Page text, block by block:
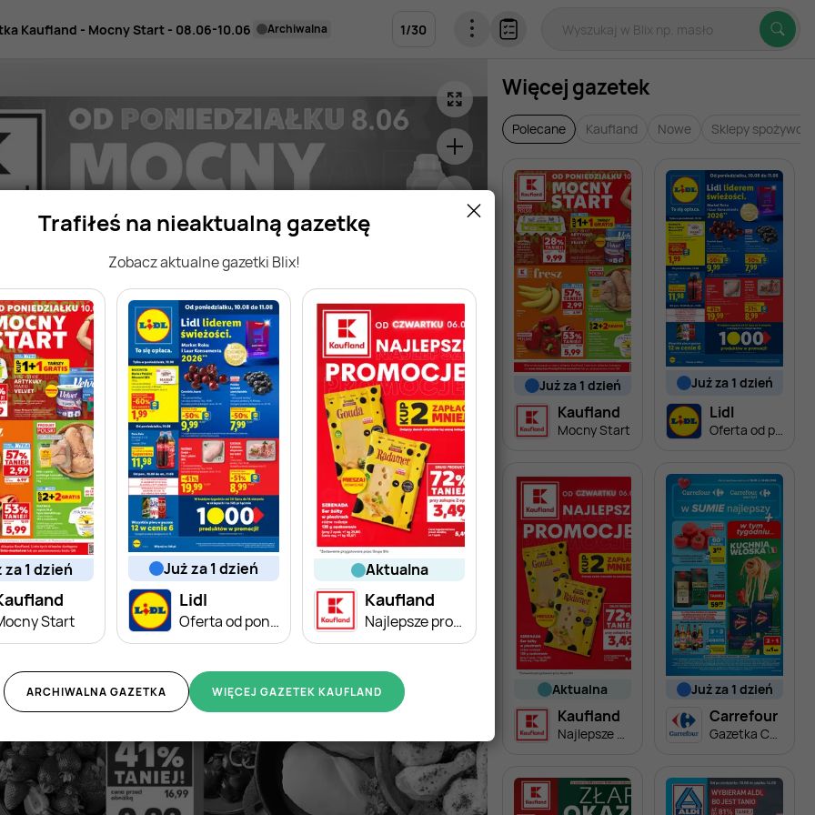
Trafiłeś na nieaktualną gazetkę
Zobacz aktualne gazetki Blix!
za 1 dzień
Start
już za 1 dzień
Lidl
Oferta od poniedziałku
aktualna
Kaufland
Najlepsze promocje!
WIĘCEJ GAZETEK KAUFLAND
ARCHIWALNA GAZETKA
Kaufland - Mocny Start - 08.06-10.06 archiwalna 1/30
Więcej gazetek
Polecane Kaufland Nowe Sklepy spożywcze
już za 1 dzień
Kaufland
Mocny Start
już za 1 dzień
Lidl
Oferta od poniedziałku
aktualna
Kaufland
już za 1 dzień
Carrefour